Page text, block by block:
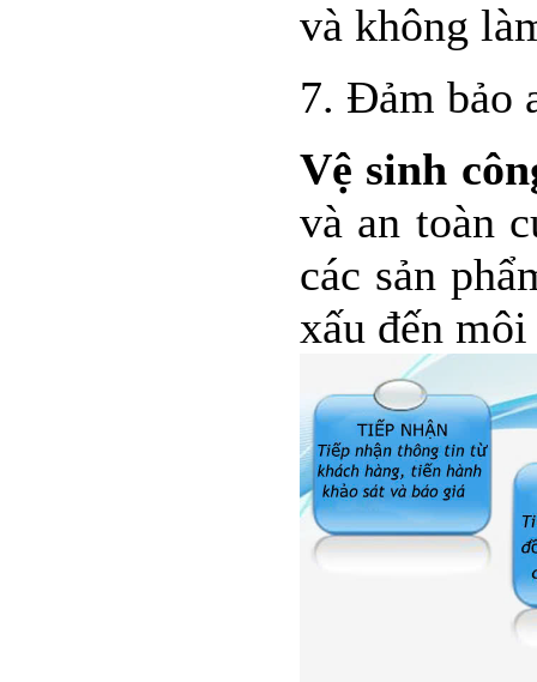
và không
7. Đảm bảo
Vệ sinh
và an toàn
các sản
xấu đến